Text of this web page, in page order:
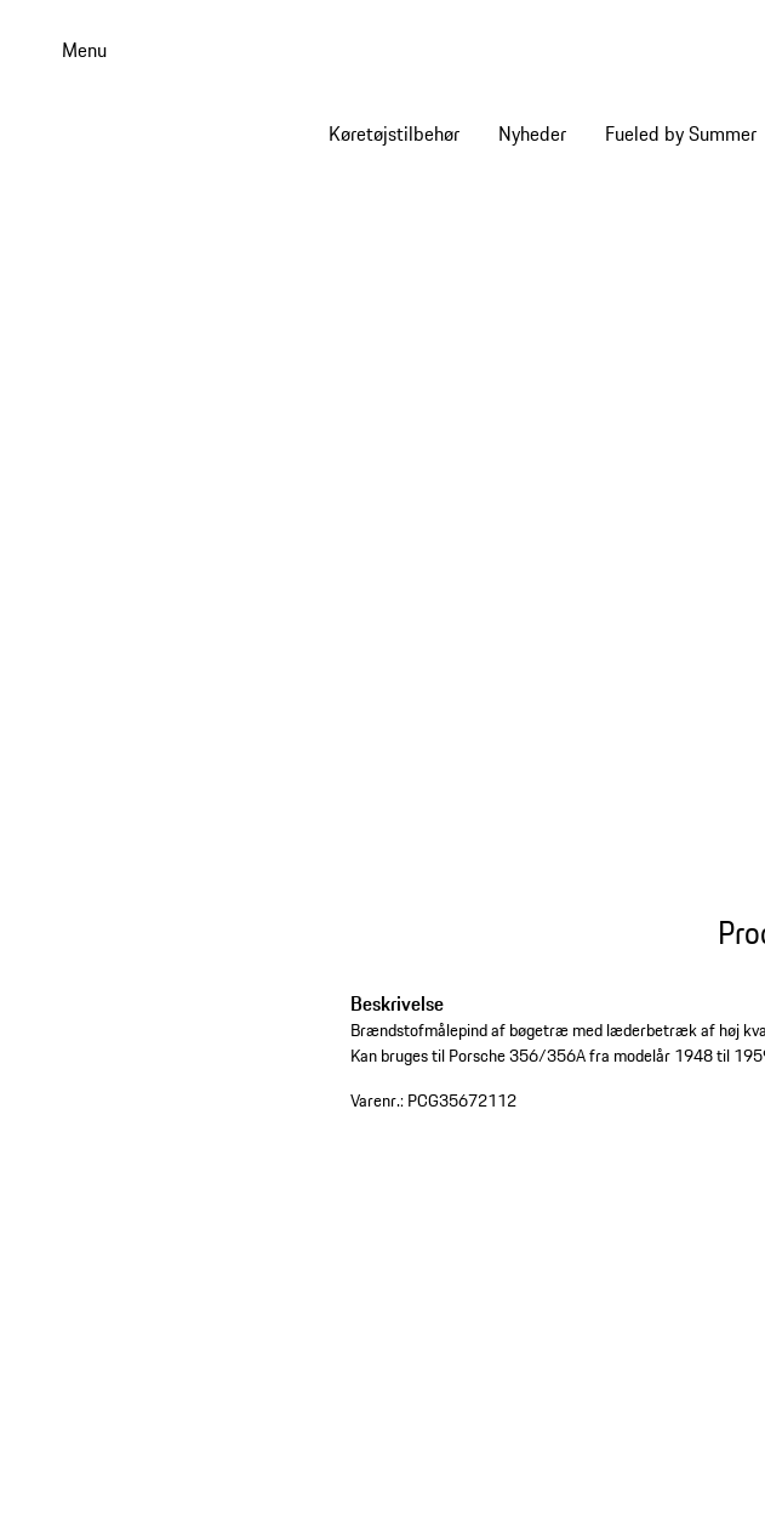
Menu
Køretøjstilbehør Nyheder Fueled by Summer
Beskrivelse
Brændstofmålepind af bøgetræ med læderbetræk af høj
Kan bruges til Porsche 356/356A fra modelår 1948 til
Varenr.:PCG35672112